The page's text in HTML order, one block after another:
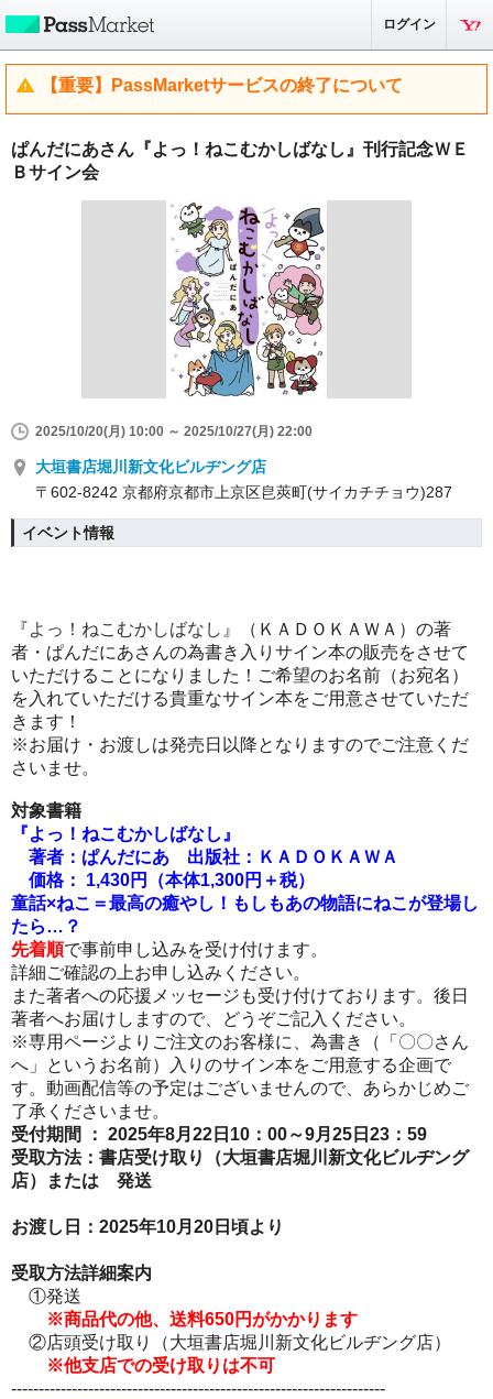
ログイン
【重要】PassMarketサービスの終了について
ぱんだにあさん『よっ！ねこむかしばなし』刊行記念ＷＥ
Ｂサイン会
2025/10/20(月) 10:00 ～ 2025/10/27(月) 22:00
大垣書店堀川新文化ビルヂング店
〒602-8242 京都府京都市上京区皀莢町(サイカチチョウ)287
イベント情報
『よっ！ねこむかしばなし 』（ＫＡＤＯＫＡＷＡ）の著
者・ ぱんだにあさんの為書き入りサイン本の販売をさせて
いただけることになりました！ご希望のお名前（お宛名）
を入れていただける貴重なサイン本をご用意させていただ
きます！
※お届け・お渡しは発売日以降となりますのでご注意くだ
さいませ。
対象書籍
『よっ！ねこむかしばなし』
著者：ぱんだにあ 出版社：ＫＡＤＯＫＡＷＡ
価格： 1,430円（本体1,300円＋税）
童話×ねこ＝最高の癒やし！もしもあの物語にねこが登場し
たら…？
先着順で事前申し込みを受け付けます。
詳細ご確認の上お申し込みください。
また著者への応援メッセージも受け付けております。後日
著者へお届けしますので、どうぞご記入ください。
※専用ページよりご注文のお客様に、為書き（「〇〇さん
へ」というお名前）入りのサイン本をご用意する企画で
す。動画配信等の予定はございませんので、あらかじめご
了承くださいませ。
受付期間 ： 2025年8月22日10：00～9月25日23：59
受取方法：書店受け取り（大垣書店堀川新文化ビルヂング
店）または 発送
お渡し日： 2025年10月20日頃より
受取方法詳細案内
①発送
※商品代の他、送料650円がかかります
②店頭受け取り（大垣書店堀川新文化ビルヂング店）
※他支店での受け取りは不可
--------------------------------------------------------------------